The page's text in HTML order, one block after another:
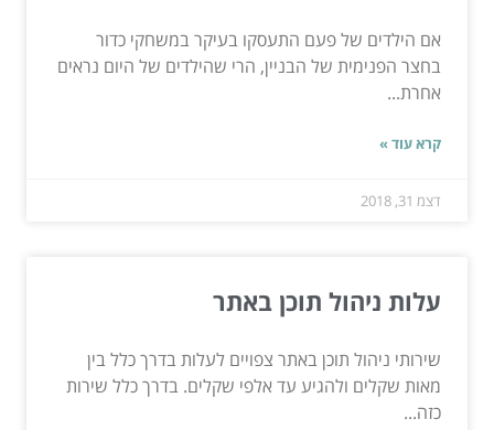
אם הילדים של פעם התעסקו בעיקר במשחקי כדור
בחצר הפנימית של הבניין, הרי שהילדים של היום נראים
אחרת...
קרא עוד »
דצמ 31, 2018
עלות ניהול תוכן באתר
שירותי ניהול תוכן באתר צפויים לעלות בדרך כלל בין
מאות שקלים ולהגיע עד אלפי שקלים. בדרך כלל שירות
כזה...